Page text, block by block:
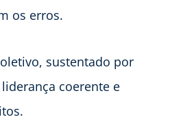
os erros.
sustentado por
coerente e